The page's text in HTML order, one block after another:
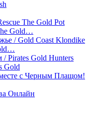
Gold…
Gold